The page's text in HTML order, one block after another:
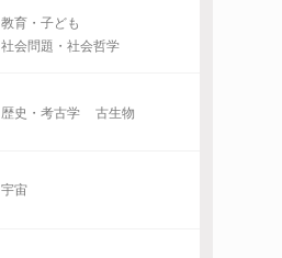
教育・子ども
社会問題・社会哲学
歴史・考古学 古生物
宇宙